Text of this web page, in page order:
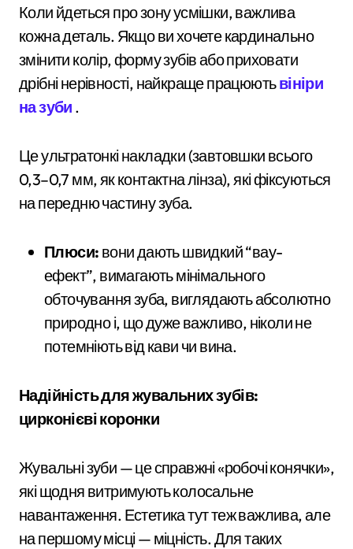
Коли йдеться про зону усмішки, важлива
кожна деталь. Якщо ви хочете кардинально
змінити колір, форму зубів або приховати
дрібні нерівності, найкраще працюютьвініри
на зуби .
Це ультратонкі накладки (завтовшки всього
0,3–0,7 мм, як контактна лінза), які фіксуються
на передню частину зуба.
Плюси: вони дають швидкий “вау-
ефект”, вимагають мінімального
обточування зуба, виглядають абсолютно
природно і, що дуже важливо, ніколи не
потемніють від кави чи вина.
Надійність для жувальних зубів:
цирконієві коронки
Жувальні зуби — це справжні «робочі конячки»,
які щодня витримують колосальне
навантаження. Естетика тут теж важлива, але
на першому місці — міцність. Для таких